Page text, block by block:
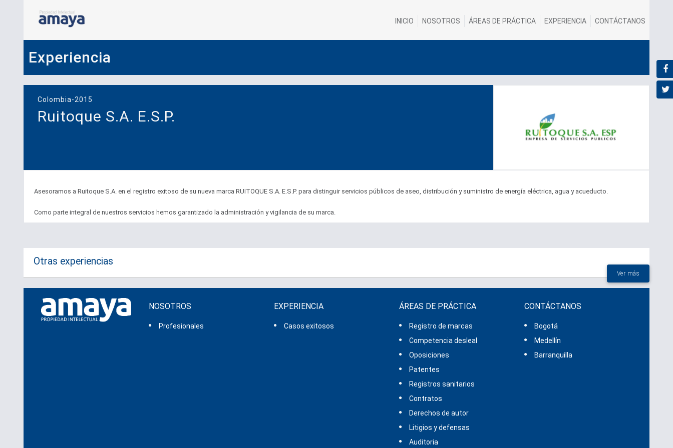
INICIO NOSOTROS ÁREAS DE PRÁCTICA EXPERIENCIA CONTÁCTANOS
Experiencia
Colombia-2015
Ruitoque S.A. E.S.P.
Asesoramos a Ruitoque S.A. en el registro exitoso de su nueva marca RUITOQUE S.A. E.S.P. para distinguir servicios públicos de aseo, distribución y suministro de energía eléctrica, agua y acueducto.
Como parte integral de nuestros servicios hemos garantizado la administración y vigilancia de su marca.
Otras experiencias
Ver más
NOSOTROS
Profesionales
EXPERIENCIA
Casos exitosos
ÁREAS DE PRÁCTICA
Registro de marcas
Competencia desleal
Oposiciones
Patentes
Registros sanitarios
Contratos
Derechos de autor
Litigios y defensas
Auditoria
CONTÁCTANOS
Bogotá
Medellín
Barranquilla